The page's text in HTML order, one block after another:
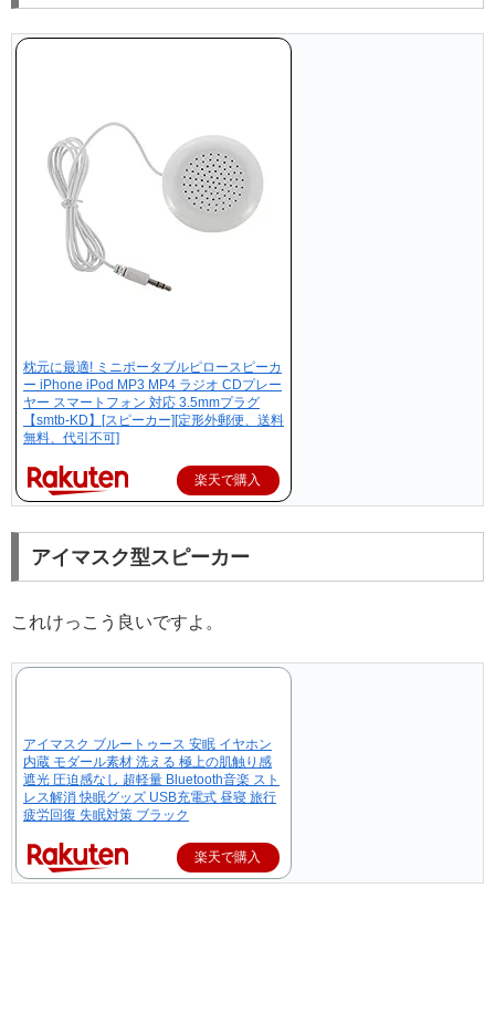
枕元に最適! ミニポータブルピロースピーカ
ー iPhone iPod MP3 MP4 ラジオ CDプレー
ヤー スマートフォン 対応 3.5mmプラグ
【smtb-KD】[スピーカー][定形外郵便、送料
無料、代引不可]
楽天で購入
アイマスク型スピーカー
これけっこう良いですよ。
アイマスク ブルートゥース 安眠 イヤホン
内蔵 モダール素材 洗える 極上の肌触り感
遮光 圧迫感なし 超軽量 Bluetooth音楽 スト
レス解消 快眠グッズ USB充電式 昼寝 旅行
疲労回復 失眠対策 ブラック
楽天で購入